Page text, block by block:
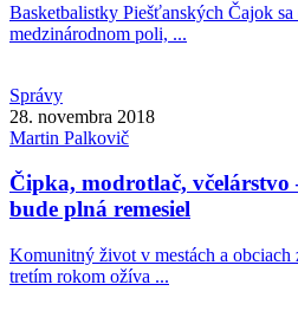
Basketbalistky Piešťanských Čajok sa
medzinárodnom poli, ...
Správy
28. novembra 2018
Martin Palkovič
Čipka, modrotlač,
bude plná remesiel
Komunitný život v mestách a obciach
tretím rokom ožíva ...